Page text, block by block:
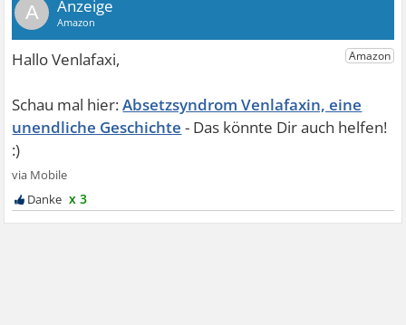
A
Absetzsyndrom Venlafaxin, eine
unendliche Geschichte
x 3